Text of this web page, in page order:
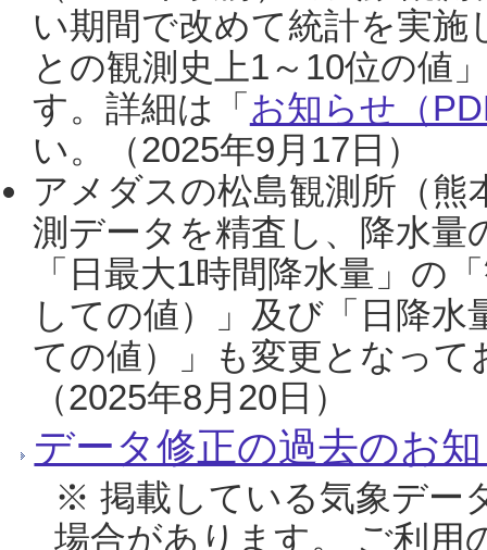
い期間で改めて統計を実
との観測史上1～10位の値
す。詳細は「 お知らせ（
い。（2025年9月17日）
アメダスの松島観測所（熊
測データを精査し、降水
「日最大1時間降水量」の
しての値）」及び「日降
ての値）」も変更となっ
（2025年8月20日）
データ修正の過去のお
※ 掲載している気象デー
場合があります。 ご利用